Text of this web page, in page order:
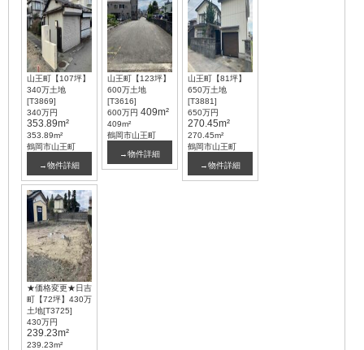
山王町【107坪】
340万土地
[T3869]
340万円
353.89m²
353.89m²
鶴岡市山王町
→物件詳細
山王町【123坪】
600万土地
[T3616]
600万円 409m²
409m²
鶴岡市山王町
→物件詳細
山王町【81坪】
650万土地
[T3881]
650万円
270.45m²
270.45m²
鶴岡市山王町
→物件詳細
★価格変更★日吉
町【72坪】430万
土地[T3725]
430万円
239.23m²
239.23m²